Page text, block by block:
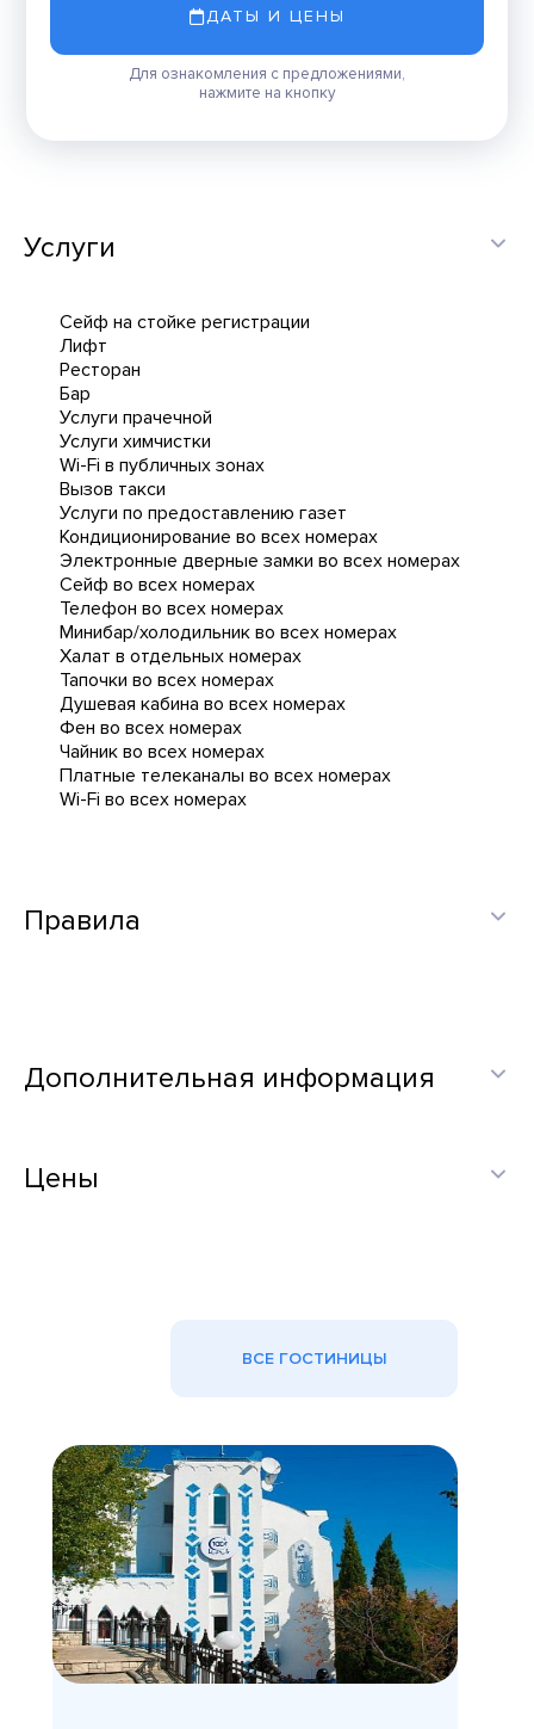
ДАТЫ И ЦЕНЫ
Для ознакомления с предложениями,
нажмите на кнопку
Услуги
Сейф на стойке регистрации
Лифт
Ресторан
Бар
Услуги прачечной
Услуги химчистки
Wi-Fi в публичных зонах
Вызов такси
Услуги по предоставлению газет
Кондиционирование во всех номерах
Электронные дверные замки во всех номерах
Сейф во всех номерах
Телефон во всех номерах
Минибар/холодильник во всех номерах
Халат в отдельных номерах
Тапочки во всех номерах
Душевая кабина во всех номерах
Фен во всех номерах
Чайник во всех номерах
Платные телеканалы во всех номерах
Wi-Fi во всех номерах
Правила
Дополнительная информация
Цены
ВСЕ ГОСТИНИЦЫ